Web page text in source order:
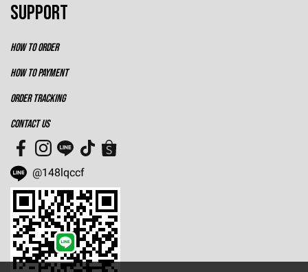
SUPPORT
HOW TO ORDER
HOW TO PAYMENT
ORDER TRACKING
CONTACT US
@148lqccf